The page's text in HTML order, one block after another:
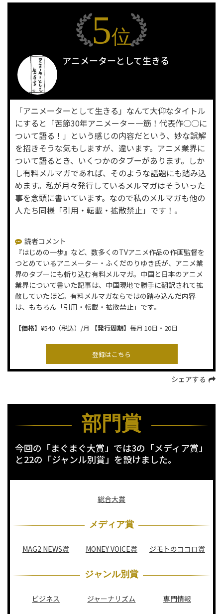
5位
アニメーターとして生きる
「アニメーターとして生きる」なんて大仰なタイトル
にすると「苦節30年アニメーター一筋！代表作○○に
ついて語る！」という感じの内容だという、妙な誤解
を招きそうな気もしますが、違います。アニメ業界に
ついて語るとき、いくつかのタブーがあります。しか
し有料メルマガであれば、そのような話題にも踏み込
めます。私が月々発行しているメルマガはそういった
事を念頭に書いています。なので私のメルマガも他の
人たち同様「引用・転載・拡散禁止」です！。
読者コメント
『はじめの一歩』など、数多くのTVアニメ作品の作画監督を
つとめているアニメーター・ふくだのりゆき氏が、アニメ業
界のタブーにも斬り込む有料メルマガ。中国と日本のアニメ
業界について書いた記事は、中国現地で勝手に翻訳されて拡
散していたほど。有料メルマガならではの踏み込んだ内容
は、もちろん「引用・転載・拡散禁止」です。
【価格】 ¥540（税込）/月 【発行周期】 毎月 10日・20日
シェアする
部門賞
今回の「まぐまぐ大賞」では3の「メディア賞」
と22の「ジャンル別賞」を設けました。
総合大賞
メディア賞
MAG2 NEWS賞 MONEY VOICE賞 ジモトのココロ賞
ジャンル別賞
ビジネス ジャーナリズム
専門情報